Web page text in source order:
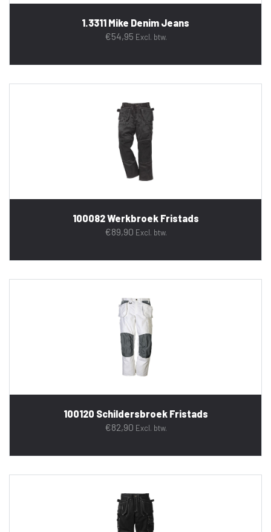
1.3311 Mike Denim Jeans
€54,95 Excl. btw.
100082 Werkbroek Fristads
€89,90 Excl. btw.
100120 Schildersbroek Fristads
€82,90 Excl. btw.